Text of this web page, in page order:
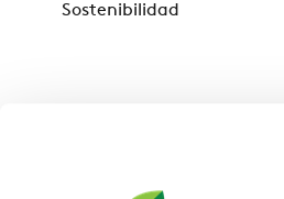
Sostenibilidad